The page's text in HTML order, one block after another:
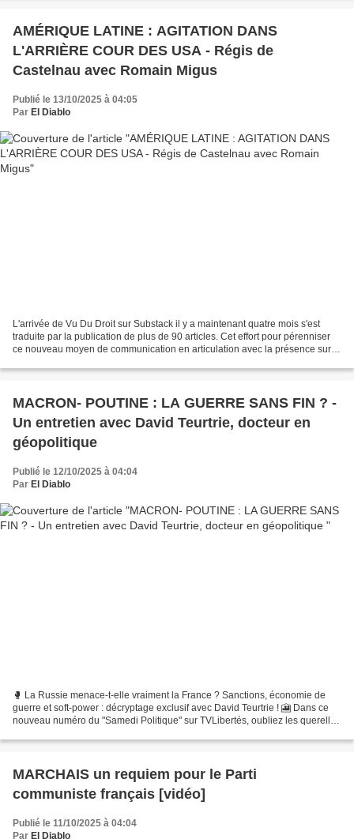
AMÉRIQUE LATINE : AGITATION DANS
L'ARRIÈRE COUR DES USA - Régis de
Castelnau avec Romain Migus
Publié le 13/10/2025 à 04:05
Par El Diablo
L'arrivée de Vu Du Droit sur Substack il y a maintenant quatre mois s'est
traduite par la publication de plus de 90 articles. Cet effort pour pérenniser
ce nouveau moyen de communication en articulation avec la présence sur
MACRON- POUTINE : LA GUERRE SANS FIN ? -
Un entretien avec David Teurtrie, docteur en
géopolitique
Publié le 12/10/2025 à 04:04
Par El Diablo
🥊 La Russie menace-t-elle vraiment la France ? Sanctions, économie de
guerre et soft-power : décryptage exclusif avec David Teurtrie ! 🎦 Dans ce
nouveau numéro du "Samedi Politique" sur TVLibertés, oubliez les querelles
MARCHAIS un requiem pour le Parti
communiste français [vidéo]
Publié le 11/10/2025 à 04:04
Par El Diablo